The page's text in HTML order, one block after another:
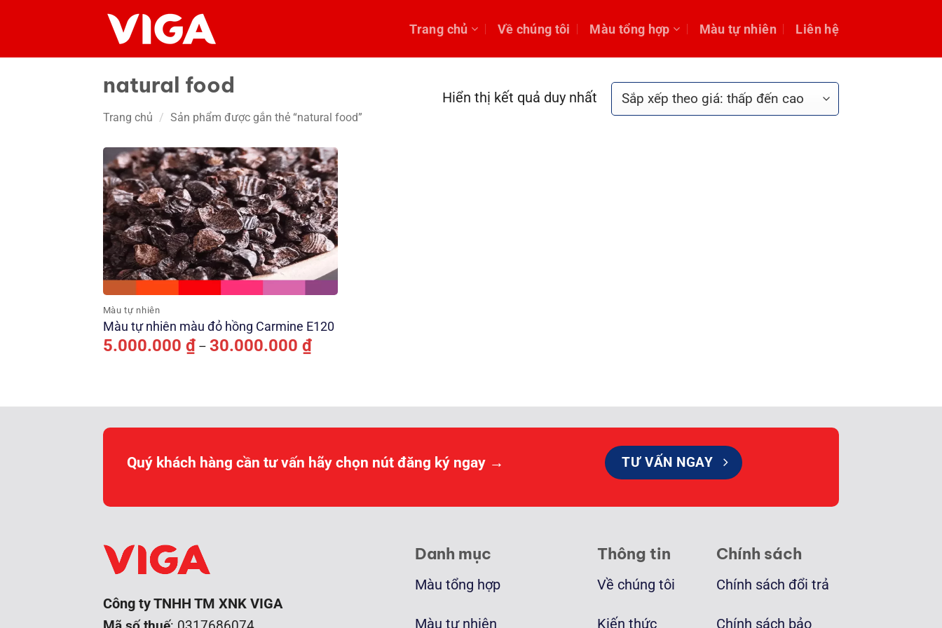
nội
Trang chủ Về chúng tôi Màu tổng hợp Màu tự nhiên Liên hệ
natural food
Trang chủ / Sản phẩm được gắn thẻ “natural food”
Hiển thị kết quả duy nhất
Màu tự nhiên
Màu tự nhiên màu đỏ hồng Carmine E120
5.000.000 ₫ – 30.000.000 ₫Khoảng
giá:
Quý khách hàng cần tư vấn hãy chọn nút đăng ký ngay → TƯ VẤN NGAY
Công ty TNHH TM XNK VIGA
Danh mục
Màu tổng hợp
Màu tự nhiên
Thông tin
Về chúng tôi
Kiến thức
Chính sách
Chính sách đổi trả
Chính sách bảo